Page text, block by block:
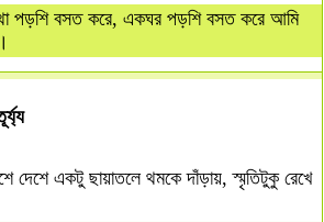
পড়শি বসত করে, একঘর পড়শি বসত করে আমি
দেশে একটু ছায়াতলে থমকে দাঁড়ায়, স্মৃতিটুকু রেখে